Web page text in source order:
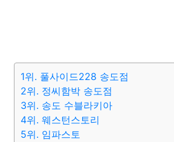
1위. 풀사이드228 송도점
2위. 정씨함박 송도점
3위. 송도 수블라키아
4위. 웨스턴스토리
5위. 임파스토